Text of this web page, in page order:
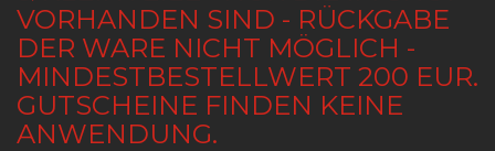
VORHANDEN SIND - RÜCKGABE
DER WARE NICHT MÖGLICH -
MINDESTBESTELLWERT 200 EUR.
GUTSCHEINE FINDEN KEINE
ANWENDUNG.